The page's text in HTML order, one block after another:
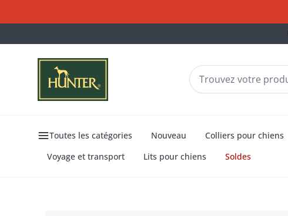
Toutes les catégories Nouveau Colliers pour chiens
Voyage et transport
Lits pour chiens Soldes